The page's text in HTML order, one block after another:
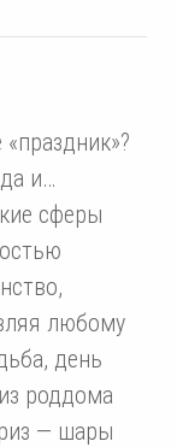
и…
сферы
любому
день
роддома
— шары